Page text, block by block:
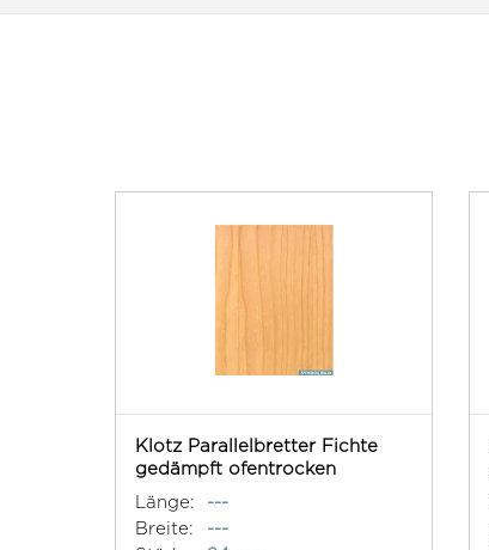
Klotz Parallelbretter Fichte
gedämpft ofentrocken
Länge:
---
Breite:
---